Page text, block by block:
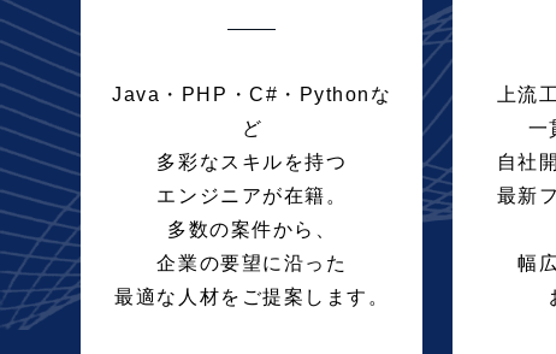
Java・PHP・C#・Pythonな
ど
多彩なスキルを持つ
エンジニアが在籍。
多数の案件から、
企業の要望に沿った
最適な人材をご提案します。
上流
一
自社
最新
幅